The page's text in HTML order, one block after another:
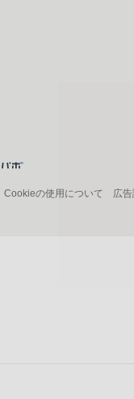
Cookieの使用について 広